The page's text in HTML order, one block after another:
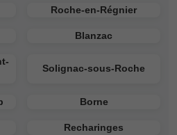
Roche-en-Régnier
Blanzac
Solignac-sous-Roche
Borne
Recharinges